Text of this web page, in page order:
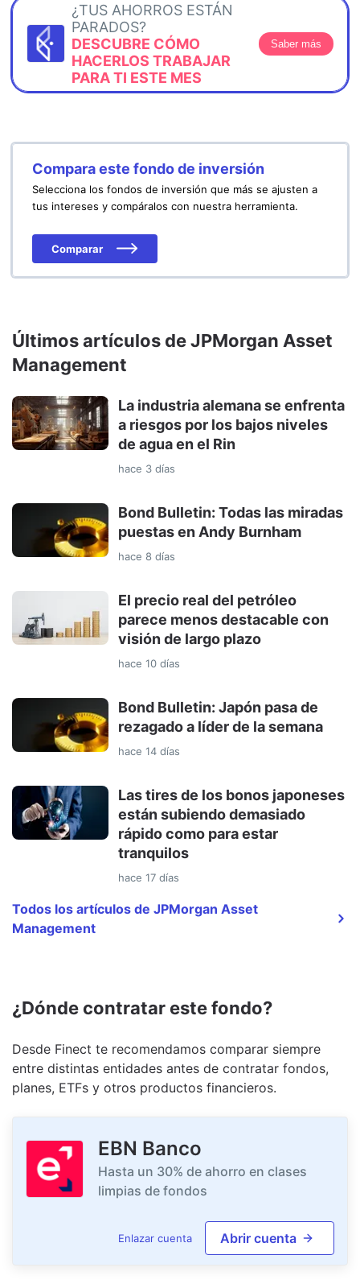
¿TUS AHORROS ESTÁN
PARADOS?
DESCUBRE CÓMO
HACERLOS TRABAJAR
PARA TI ESTE MES
Saber más
Compara este fondo de inversión
Selecciona los fondos de inversión que más se ajusten a
tus intereses y compáralos con nuestra herramienta.
Comparar
Últimos artículos de JPMorgan Asset
Management
La industria alemana se enfrenta
a riesgos por los bajos niveles
de agua en el Rin
hace 3 días
Bond Bulletin: Todas las miradas
puestas en Andy Burnham
hace 8 días
El precio real del petróleo
parece menos destacable con
visión de largo plazo
hace 10 días
Bond Bulletin: Japón pasa de
rezagado a líder de la semana
hace 14 días
Las tires de los bonos japoneses
están subiendo demasiado
rápido como para estar
tranquilos
hace 17 días
Todos los artículos de JPMorgan Asset
Management
¿Dónde contratar este fondo?
Desde Finect te recomendamos comparar siempre
entre distintas entidades antes de contratar fondos,
planes, ETFs y otros productos financieros.
EBN Banco
Hasta un 30% de ahorro en clases
limpias de fondos
Enlazar cuenta Abrir cuenta